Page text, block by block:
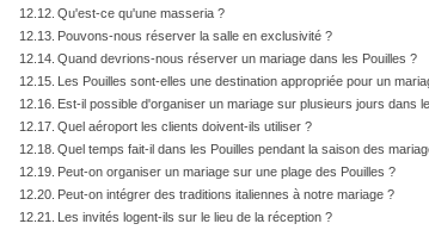
Qu'est-ce qu'une masseria ?
Pouvons-nous réserver la salle en exclusivité ?
Quand devrions-nous réserver un mariage dans les Pouilles ?
Les Pouilles sont-elles une destination appropriée pour un
Est-il possible d'organiser un mariage sur plusieurs jours dans
Quel aéroport les clients doivent-ils utiliser ?
Quel temps fait-il dans les Pouilles pendant la saison des
Peut-on organiser un mariage sur une plage des Pouilles ?
Peut-on intégrer des traditions italiennes à notre mariage ?
Les invités logent-ils sur le lieu de la réception ?